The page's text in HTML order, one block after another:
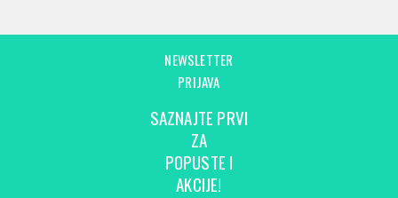
NEWSLETTER
PRIJAVA
SAZNAJTE PRVI
ZA
POPUSTE I
AKCIJE!